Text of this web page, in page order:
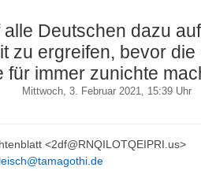
alle Deutschen dazu
zu ergreifen, bevor
für immer zunichte
Mittwoch, 3. Februar 2021, 15:39 Uhr
<2df@RNQILOTQEIPRI.us>